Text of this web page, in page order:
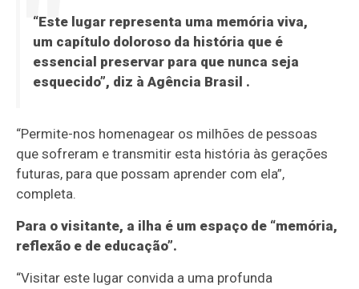
“Este lugar representa uma memória viva,
um capítulo doloroso da história que é
essencial preservar para que nunca seja
esquecido”, diz à Agência Brasil .
“Permite-nos homenagear os milhões de pessoas
que sofreram e transmitir esta história às gerações
futuras, para que possam aprender com ela”,
completa.
Para o visitante, a ilha é um espaço de “memória,
reflexão e de educação”.
“Visitar este lugar convida a uma profunda